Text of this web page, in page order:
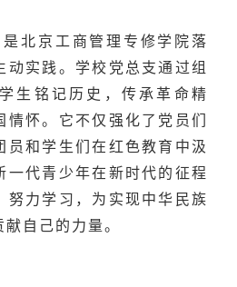
北京工商管理专修学院落
动实践。学校党总支通过组
生铭记历史，传承革命精
怀。它不仅强化了党员们
员和学生们在红色教育中汲
一代青少年在新时代的征程
努力学习，为实现中华民族
自己的力量。